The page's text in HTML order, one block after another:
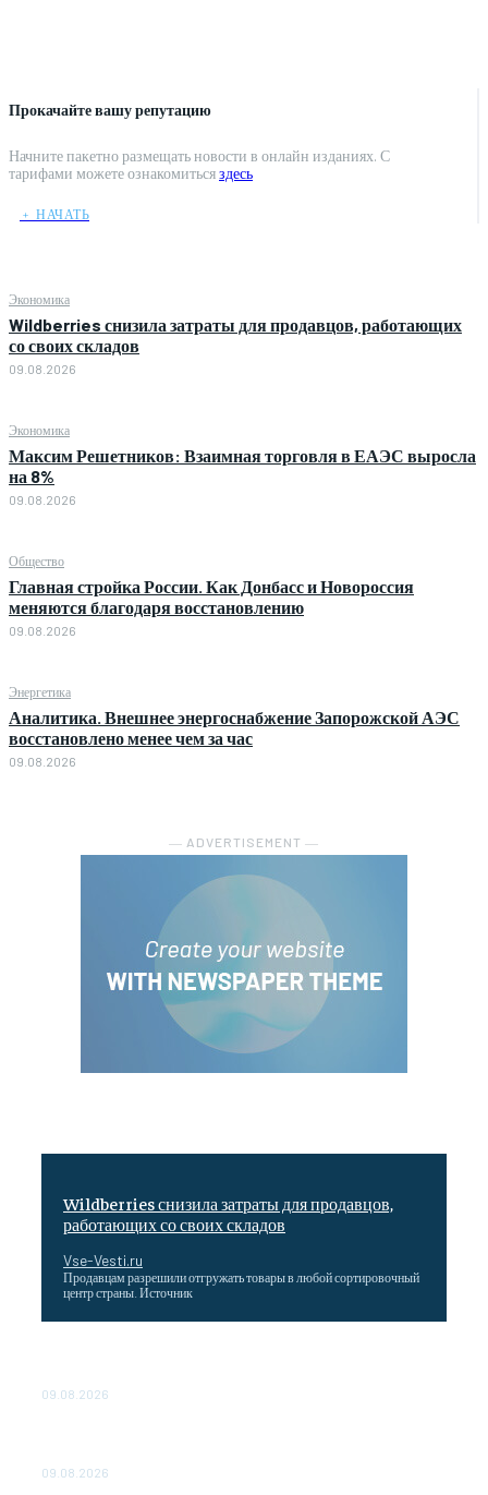
Прокачайте вашу репутацию
Начните пакетно размещать новости в онлайн изданиях. С
тарифами можете ознакомитьсяздесь
﹢ НАЧАТЬ
Экономика
Wildberries снизила затраты для продавцов, работающих
со своих складов
09.08.2026
Экономика
Максим Решетников: Взаимная торговля в ЕАЭС выросла
на 8%
09.08.2026
Общество
Главная стройка России. Как Донбасс и Новороссия
меняются благодаря восстановлению
09.08.2026
Энергетика
Аналитика. Внешнее энергоснабжение Запорожской АЭС
восстановлено менее чем за час
09.08.2026
― ADVERTISEMENT ―
Wildberries снизила затраты для продавцов,
работающих со своих складов
Vse-Vesti.ru
Продавцам разрешили отгружать товары в любой сортировочный
центр страны. Источник
09.08.2026
09.08.2026